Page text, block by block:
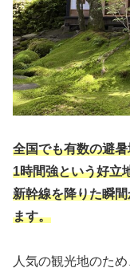
全国でも有数の避
1時間強という好立
新幹線を降りた瞬
ます。
人気の観光地のた